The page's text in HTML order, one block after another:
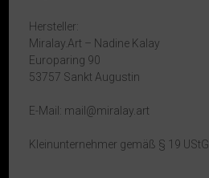
Hersteller:
Miralay.Art – Nadine Kalay
Europaring 90
53757 Sankt Augustin
E-Mail: mail@miralay.art
Kleinunternehmer gemäß § 19 UStG